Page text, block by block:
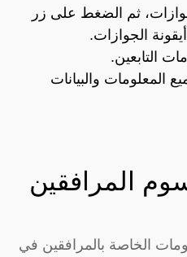
ثم الضغط على زر
الجوازات.
التابعين.
المعلومات والبيانات
المرافقين
الخاصة بالمرافقين في